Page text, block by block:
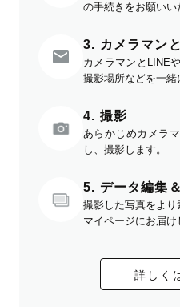
の手続きをお願いい
3. カメラマン
カメラマンとLINE
撮影場所などを一緒
4. 撮影
あらかじめカメラ
し、撮影します。
5. データ編集
撮影した写真をよ
マイページにお届け
詳しく